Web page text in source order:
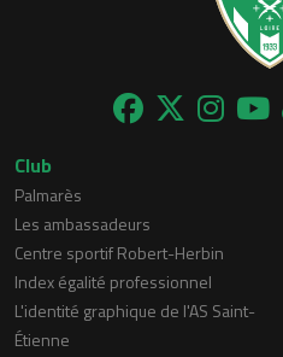
Club
Palmarès
Les ambassadeurs
Centre sportif Robert-Herbin
Index égalité professionnel
L'identité graphique de l'AS Saint-
Étienne